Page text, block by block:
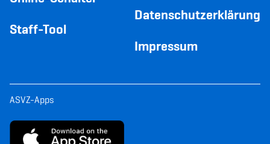
Staff-Tool
Datenschutzerklärung
Impressum
ASVZ-Apps